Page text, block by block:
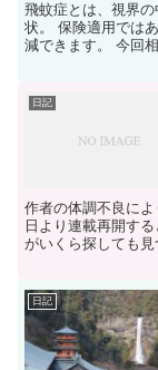
飛蚊症とは、視界
状。 保険適用では
減できます。 今回
日記
作者の体調不良に
日より連載再開す
がいくら探しても
日記